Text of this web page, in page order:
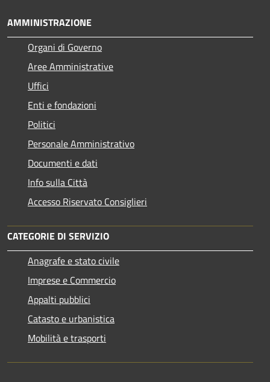
AMMINISTRAZIONE
Organi di Governo
Aree Amministrative
Uffici
Enti e fondazioni
Politici
Personale Amministrativo
Documenti e dati
Info sulla Città
Accesso Riservato Consiglieri
CATEGORIE DI SERVIZIO
Anagrafe e stato civile
Imprese e Commercio
Appalti pubblici
Catasto e urbanistica
Mobilità e trasporti